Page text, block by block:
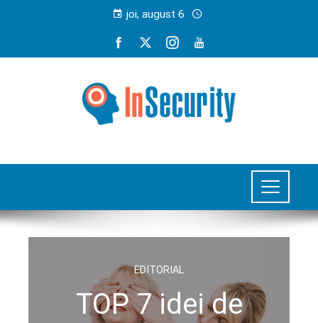
joi, august 6
EDITORIAL
TOP 7 idei de